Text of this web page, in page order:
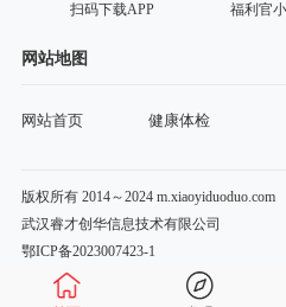
扫码下载APP 福利官
网站地图
网站首页 健康体检
版权所有 2014～2024 m.xiaoyiduoduo.com
武汉睿才创华信息技术有限公司
鄂ICP备2023007423-1